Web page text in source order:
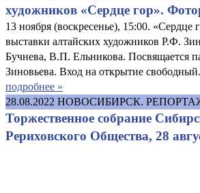
художников «Сердце гор».
13 ноября (воскресенье), 15:00. «Сердце
выставки алтайских художников Р.Ф.
Бучнева, В.П. Ельникова. Посвящается
Зиновьева. Вход на открытие свободный.
подробнее »
28.08.2022 НОВОСИБИРСК.
Торжественное собрание
Рериховского Общества, 28